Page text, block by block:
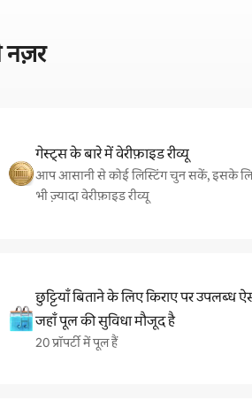
नज़र
गेस्ट्स के बारे में वेरीफ़ाइड रीव्यू
आप आसानी से कोई लिस्टिंग चुन सकें, इसके
भी ज़्यादा वेरीफ़ाइड रीव्यू
छुट्टियाँ बिताने के लिए किराए पर उपलब्ध
जहाँ पूल की सुविधा मौजूद है
20 प्रॉपर्टी में पूल हैं